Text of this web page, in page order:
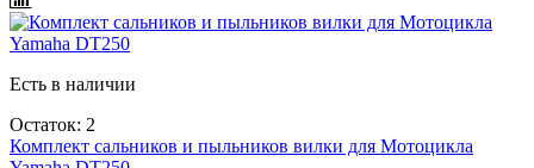
Есть в наличии
Остаток: 2
Комплект сальников и пыльников вилки для Мотоцикла